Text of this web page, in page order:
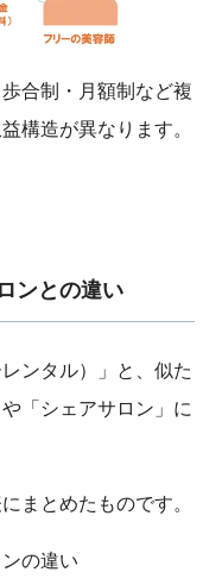
合制・月額制など複
構造が異なります。
ンとの違い
ンタル）」と、似た
「シェアサロン」に
まとめたものです。
の違い